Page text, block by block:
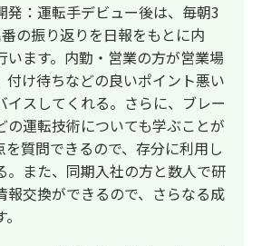
発：運転手デビュー後は、毎朝3
の振り返りを日報をもとに内
います。内勤・営業の方が営業場
付け待ちなどの良いポイント悪い
イスしてくれる。さらに、ブレー
の運転技術についても学ぶことが
を質問できるので、存分に利用し
。また、同期入社の方と数人で研
報交換ができるので、さらなる成